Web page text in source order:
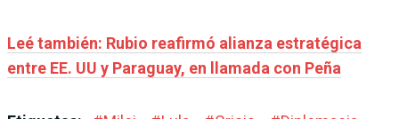
Leé también: Rubio reafirmó alianza estratégica
entre EE. UU y Paraguay, en llamada con Peña